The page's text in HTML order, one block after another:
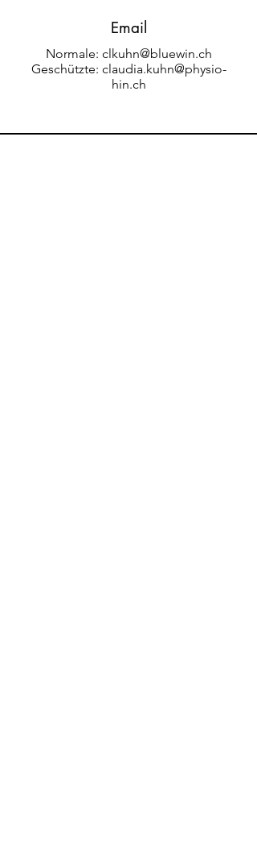
Email
Normale: clkuhn@bluewin.ch
Geschützte: claudia.kuhn@physio-
hin.ch